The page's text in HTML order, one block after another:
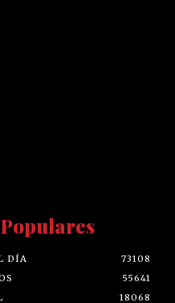
DÍA
73108
55641
18068